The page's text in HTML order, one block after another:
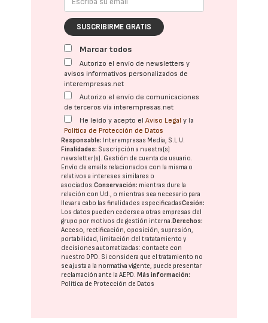
SUSCRIBIRME GRATIS
Marcar todos
Autorizo el envío de newsletters y
avisos informativos personalizados de
interempresas.net
Autorizo el envío de comunicaciones
de terceros vía interempresas.net
He leído y acepto elAviso Legal y la
Política de Protección de Datos
Responsable: Interempresas Media, S.L.U.
Finalidades: Suscripción a nuestra(s)
newsletter(s). Gestión de cuenta de usuario.
Envío de emails relacionados con la misma o
relativos a intereses similares o
asociados.Conservación: mientras dure la
relación con Ud., o mientras sea necesario para
llevar a cabo las finalidades especificadasCesión:
Los datos pueden cederse a otras empresas del
grupo por motivos de gestión interna.Derechos:
Acceso, rectificación, oposición, supresión,
portabilidad, limitación del tratatamiento y
decisiones automatizadas: contacte con
nuestro DPD. Si considera que el tratamiento no
se ajusta a la normativa vigente, puede presentar
reclamación ante laAEPD.Más información:
Política de Protección de Datos